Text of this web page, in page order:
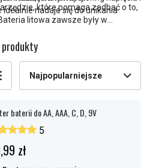
nadaje się do unikania
które pomaga zadbać o to,
litowa zawsze były w
Najpopularniejsze
baterii do AA, AAA, C, D, 9V
5
zł